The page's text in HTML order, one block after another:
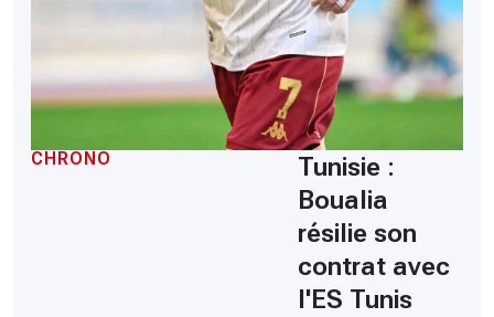
CHRONO
Tunisie :
Boualia
résilie son
contrat avec
l'ES Tunis